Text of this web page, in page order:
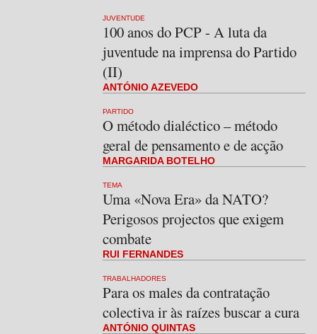
JUVENTUDE
100 anos do PCP - A luta da
juventude na imprensa do Partido
(II)
ANTÓNIO AZEVEDO
PARTIDO
O método dialéctico – método
geral de pensamento e de acção
MARGARIDA BOTELHO
TEMA
Uma «Nova Era» da NATO?
Perigosos projectos que exigem
combate
RUI FERNANDES
TRABALHADORES
Para os males da contratação
colectiva ir às raízes buscar a cura
ANTÓNIO QUINTAS